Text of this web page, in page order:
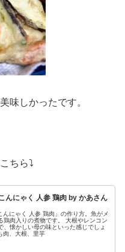
味しかったです。
ちら⤵︎
んにゃく 人参 鶏肉 by かあさん
んにゃく 人参 鶏肉」の作り方。魚がメ
鶏肉入りの煮物です。 大根やレンコン
、懐かしい母の味といった感じでしょ
肉、大根、里芋